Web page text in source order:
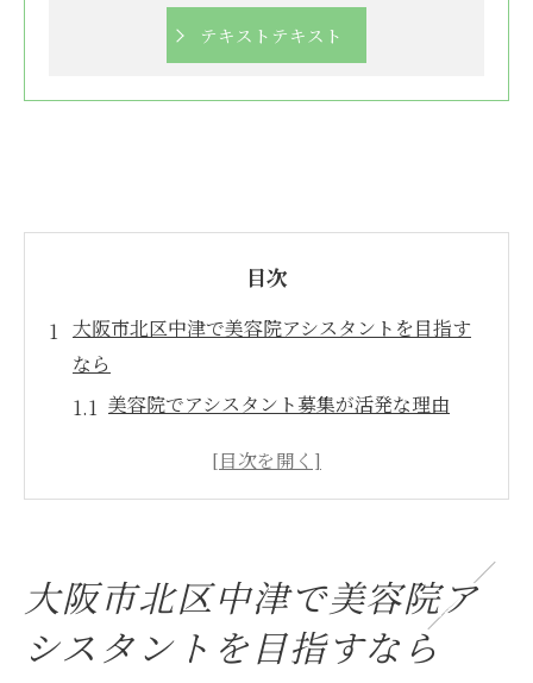
テキストテキスト
目次
大阪市北区中津で美容院アシスタントを目指す
なら
美容院でアシスタント募集が活発な理由
ント
美容院選びで重視したい通勤やアクセス面
大阪市北区中津で美容院ア
シスタントを目指すなら